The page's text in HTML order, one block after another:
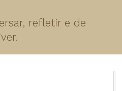
refletir e de